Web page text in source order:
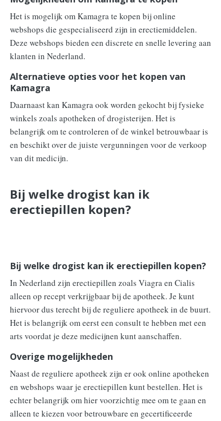
Het is mogelijk om Kamagra te kopen bij online
webshops die gespecialiseerd zijn in erectiemiddelen.
Deze webshops bieden een discrete en snelle levering aan
klanten in Nederland.
Alternatieve opties voor het kopen van
Kamagra
Daarnaast kan Kamagra ook worden gekocht bij fysieke
winkels zoals apotheken of drogisterijen. Het is
belangrijk om te controleren of de winkel betrouwbaar is
en beschikt over de juiste vergunningen voor de verkoop
van dit medicijn.
Bij welke drogist kan ik
erectiepillen kopen?
Bij welke drogist kan ik erectiepillen kopen?
In Nederland zijn erectiepillen zoals Viagra en Cialis
alleen op recept verkrijgbaar bij de apotheek. Je kunt
hiervoor dus terecht bij de reguliere apotheek in de buurt.
Het is belangrijk om eerst een consult te hebben met een
arts voordat je deze medicijnen kunt aanschaffen.
Overige mogelijkheden
Naast de reguliere apotheek zijn er ook online apotheken
en webshops waar je erectiepillen kunt bestellen. Het is
echter belangrijk om hier voorzichtig mee om te gaan en
alleen te kiezen voor betrouwbare en gecertificeerde